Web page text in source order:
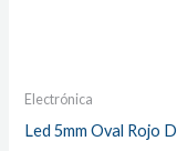
Electrónica
Led 5mm Oval Rojo